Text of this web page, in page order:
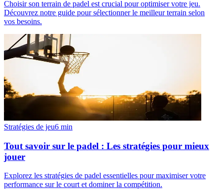
Choisir son terrain de padel est crucial pour optimiser votre jeu.
Découvrez notre guide pour sélectionner le meilleur terrain selon
vos besoins.
Stratégies de jeu6 min
Tout savoir sur le padel : Les stratégies pour mieux
jouer
Explorez les stratégies de padel essentielles pour maximiser votre
performance sur le court et dominer la compétition.